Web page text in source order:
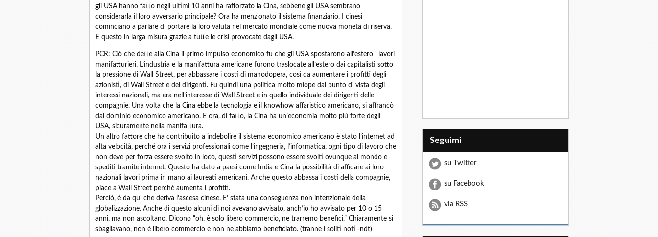
gli USA hanno fatto negli ultimi 10 anni ha rafforzato la Cina, sebbene gli USA sembrano
considerarla il loro avversario principale? Ora ha menzionato il sistema finanziario. I cinesi
cominciano a parlare di portare la loro valuta nel mercato mondiale come nuova moneta di riserva.
E questo in larga misura grazie a tutte le crisi provocate dagli USA.
PCR: Ciò che dette alla Cina il primo impulso economico fu che gli USA spostarono all’estero i lavori
manifatturieri. L’industria e la manifattura americane furono traslocate all’estero dai capitalisti sotto
la pressione di Wall Street, per abbassare i costi di manodopera, così da aumentare i profitti degli
azionisti, di Wall Street e dei dirigenti. Fu quindi una politica molto miope dal punto di vista degli
interessi nazionali, ma era nell’interesse di Wall Street e in quello individuale dei dirigenti delle
compagnie. Una volta che la Cina ebbe la tecnologia e il knowhow affaristico americano, si affrancò
dal dominio economico americano. E ora, di fatto, la Cina ha un’economia molto più forte degli
USA, sicuramente nella manifattura.
Un altro fattore che ha contribuito a indebolire il sistema economico americano è stato l’internet ad
alta velocità, perché ora i servizi professionali come l’ingegneria, l’informatica, ogni tipo di lavoro che
non deve per forza essere svolto in loco, questi servizi possono essere svolti ovunque al mondo e
spediti tramite internet. Questo ha dato a paesi come India e Cina la possibilità di affidare ai loro
nazionali lavori prima in mano ai laureati americani. Anche questo abbassa i costi della compagnie,
piace a Wall Street perché aumenta i profitti.
Perciò, è da qui che deriva l’ascesa cinese. E’ stata una conseguenza non intenzionale della
globalizzazione. Anche di questo alcuni di noi avevano avvisato, anch’io ho avvisato per 10 o 15
anni, ma non ascoltano. Dicono “oh, è solo libero commercio, ne trarremo benefici.” Chiaramente si
sbagliavano, non è libero commercio e non ne abbiamo beneficiato. (tranne i soliti noti -ndt)
Seguimi
su Twitter
su Facebook
via RSS